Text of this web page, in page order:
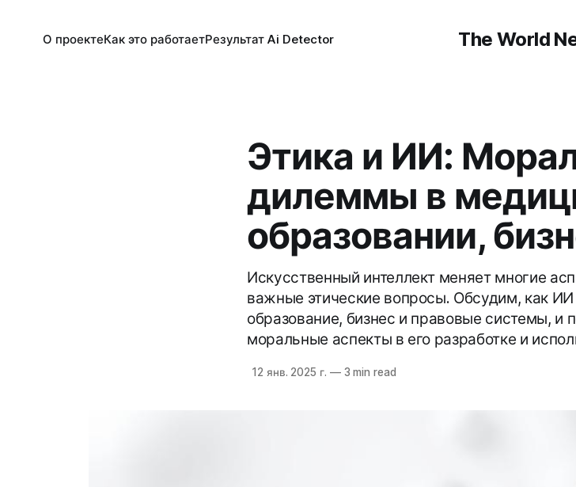
The World
О проектеКак это работаетРезультат Ai Detector
Этика и ИИ:
дилеммы в
образовании,
Искусственный интеллект меняет многие
важные этические вопросы. Обсудим, как
образование, бизнес и правовые системы, и
моральные аспекты в его разработке и
12 янв. 2025 г. —3 min read